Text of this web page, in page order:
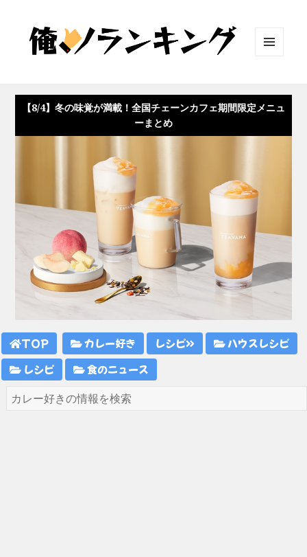
ット
【8/4】冬の味覚が満載！全国チェーンカフェ期間限定メニュ
ーまとめ
TOP カレー好き レシピ
ハウスレシピ
レシピ
食のニュース